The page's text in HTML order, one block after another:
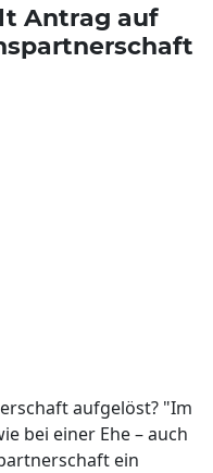
Antrag auf
aufgelöst? "Im
bei einer Ehe – auch
ein